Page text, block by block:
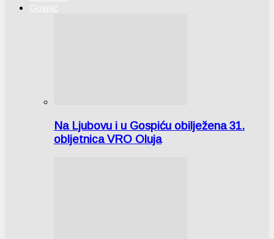
Gospić
Na Ljubovu i u Gospiću obilježena 31.
obljetnica VRO Oluja